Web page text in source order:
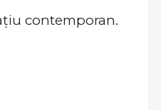
contemporan.